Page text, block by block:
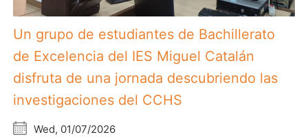
Un grupo de estudiantes de Bachillerato
de Excelencia del IES Miguel Catalán
disfruta de una jornada descubriendo las
investigaciones del CCHS
Wed, 01/07/2026